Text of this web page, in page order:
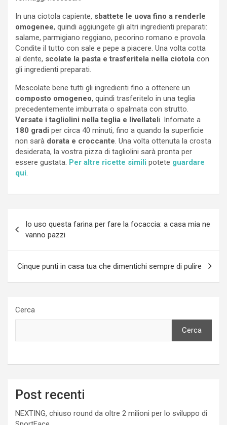
In una ciotola capiente, sbattete le uova fino a renderle
omogenee, quindi aggiungete gli altri ingredienti preparati:
salame, parmigiano reggiano, pecorino romano e provola.
Condite il tutto con sale e pepe a piacere. Una volta cotta
al dente, scolate la pasta e trasferitela nella ciotola con
gli ingredienti preparati.
Mescolate bene tutti gli ingredienti fino a ottenere un
composto omogeneo, quindi trasferitelo in una teglia
precedentemente imburrata o spalmata con strutto.
Versate i tagliolini nella teglia e livellateli. Infornate a
180 gradi per circa 40 minuti, fino a quando la superficie
non sarà dorata e croccante. Una volta ottenuta la crosta
desiderata, la vostra pizza di tagliolini sarà pronta per
essere gustata. Per altre ricette simili potete guardare
qui.
articoli
Io uso questa farina per fare la focaccia: a casa mia ne
vanno pazzi
Cinque punti in casa tua che dimentichi sempre di pulire
Cerca
Cerca
Post recenti
NEXTING, chiuso round da oltre 2 milioni per lo sviluppo di